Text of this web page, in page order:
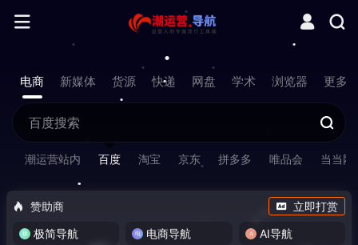
电商 新媒体 货源 快递 网盘 学术 浏览器 更多
潮运营站内 百度 淘宝 京东 拼多多 唯品会 当当网
赞助商
立即打赏
极简导航
电商导航 AI导航